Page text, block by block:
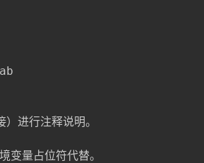
进行注释说明。
量占位符代替。